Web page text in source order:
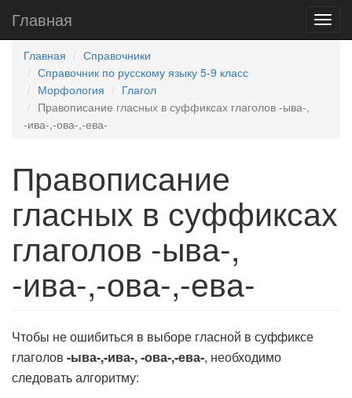
Главная
Главная
Справочники
Справочник по русскому языку 5-9 класс
Морфология
Глагол
Правописание гласных в суффиксах глаголов -ыва-,
-ива-,-ова-,-ева-
Правописание
гласных в суффиксах
глаголов -ыва-,
-ива-,-ова-,-ева-
Чтобы не ошибиться в выборе гласной в суффиксе
глаголов -ыва-,-ива-, -ова-,-ева-, необходимо
следовать алгоритму: